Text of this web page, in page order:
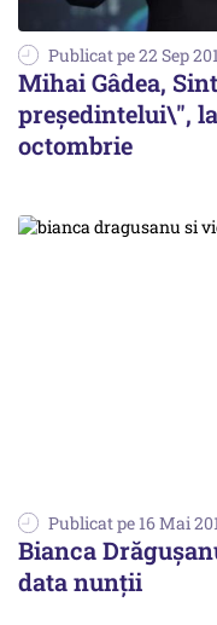
Publicat pe 22 Sep
Mihai Gâdea,
președintelui\",
octombrie
Publicat pe 16 Mai
Bianca
data nunții